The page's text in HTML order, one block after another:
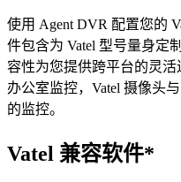
使用 Agent DVR 配置您的
件包含为 Vatel 型号量身定
容性为您提供跨平台的灵
办公室监控，Vatel 摄像头
的监控。
Vatel 兼容软件*